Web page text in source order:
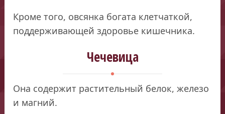
Кроме того, овсянка богата клетчаткой,
поддерживающей здоровье кишечника.
Чечевица
Она содержит растительный белок, железо
и магний.